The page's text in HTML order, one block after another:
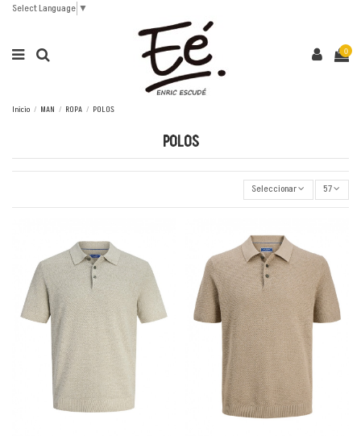
Select Language ▼
0
Inicio MAN ROPA POLOS
POLOS
Seleccionar 57